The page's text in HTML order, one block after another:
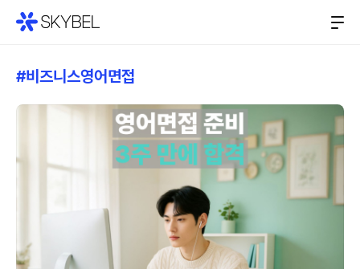
#비즈니스영어면접